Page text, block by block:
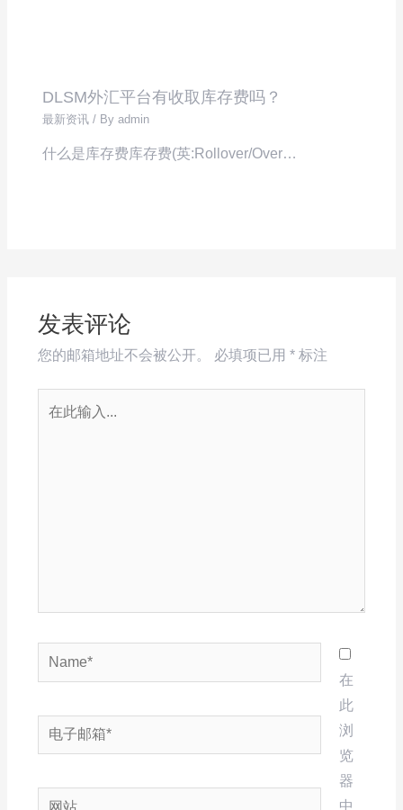
DLSM外汇平台有收取库存费吗？
最新资讯 / Byadmin
什么是库存费库存费(英:Rollover/Over…
发表评论
您的邮箱地址不会被公开。 必填项已用 *标注
Name*
电
子
箱
网
在
此
浏
览
器
中